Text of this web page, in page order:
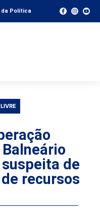
da Política
Balneário
de
recursos